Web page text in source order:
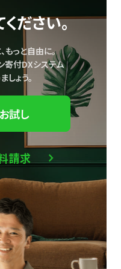
ださい。
もっと自由に。
寄付DXシステム
ょう。
試し
請求